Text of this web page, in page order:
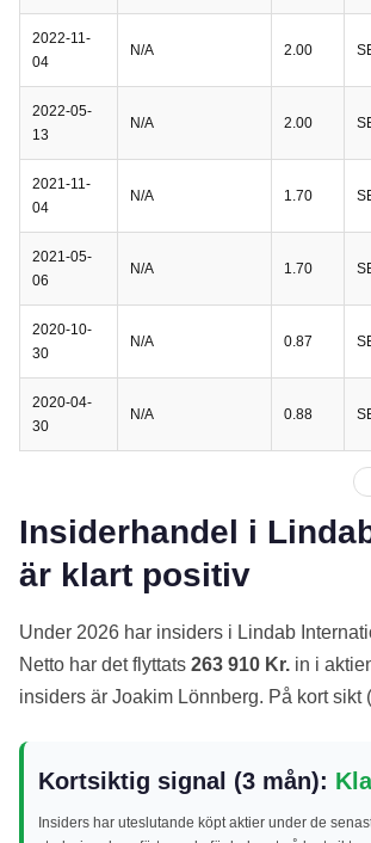
2022-11-
04
N/A 2.00
2022-05-
13
N/A 2.00
2021-11-
04
N/A 1.70
2021-05-
06
N/A 1.70
2020-10-
30
N/A 0.87
2020-04-
30
N/A 0.88
Insiderhandel i
är klart positiv
Under 2026 har insiders i Lindab
Netto har det flyttats 263 910 Kr. in i
insiders är Joakim Lönnberg. På kort
Kortsiktig signal (3 mån):
Insiders har uteslutande köpt aktier under de